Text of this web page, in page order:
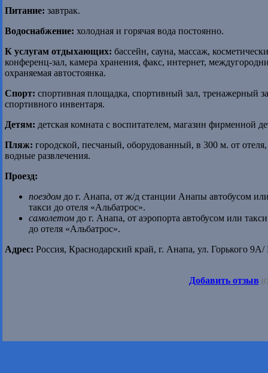
Питание: завтрак.
Водоснабжение: холодная и горячая вода постоянно.
К услугам отдыхающих: бассейн, сауна, массаж,
конференц-зал, камера хранения, факс, интернет,
охраняемая автостоянка.
Спорт: спортивная площадка, спортивный зал, тренажерный
спортивного инвентаря.
Детям: детская комната с воспитателем, магазин фирменной
Пляж: городской, песчаный, оборудованный, в 300 м. от
водные развлечения.
Проезд:
поездом до г. Анапа, от ж/д станции Анапы автобусом
такси до отеля «Альбатрос».
самолетом до г. Анапа, от аэропорта автобусом или
до отеля «Альбатрос».
Адрес: Россия, Краснодарский край, г. Анапа, ул. Горького 9А/
Добавить отзыв